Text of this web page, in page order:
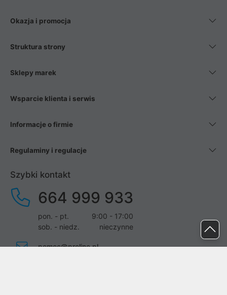
Okazja i promocja
Struktura strony
Sklepy marek
Wsparcie klienta i serwis
Informacje o firmie
Regulaminy i regulacje
Szybki kontakt
664 999 933
pon. - pt.
9:00 - 17:00
sob. - niedz.
nieczynne
pomoc@proline.pl